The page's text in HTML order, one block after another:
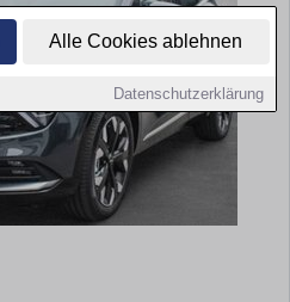
Alle Cookies ablehnen
Datenschutzerklärung